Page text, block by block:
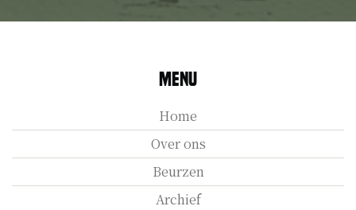
Menu
Home
Over ons
Beurzen
Archief